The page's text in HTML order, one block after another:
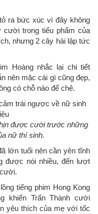
ra bức xúc vì đây không
cười trong tiểu phẩm của
nhưng 2 cây hài lập tức
Hoàng nhắc lại chi tiết
nên mặc cái gì cũng đẹp,
có chỗ nào để chê.
được cười trước những
nữ thí sinh.
lớn tuổi nên cần yên tĩnh
được nói nhiều, đến lượt
tiếng phim Hong Kong
khiến Trấn Thành cười
yêu thích của mẹ với tốc